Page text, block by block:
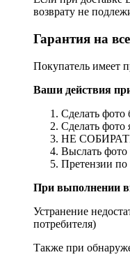
возврату не
Гарантия на
Покупатель имеет
Ваши действия
Сделать фото
Сделать фото
НЕ СОБИРАТЬ
Выслать фото
Претензии по
При выполнении
Устранение
потребителя)
Также при